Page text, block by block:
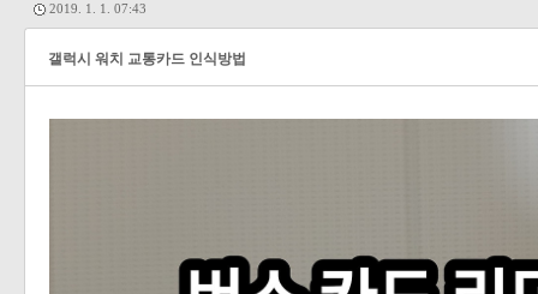
2019. 1. 1. 07:43
갤럭시 워치 교통카드 인식방법